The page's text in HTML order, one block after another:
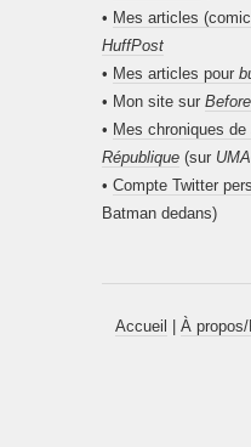
• Mes articles
HuffPost
• Mes articles pour
• Mon site sur
• Mes chroniques de
République (sur
• Compte Twitter
Batman dedans)
Accueil À propos/